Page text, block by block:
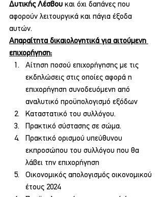
Δυτικής Λέσβου και όχι δαπάνες που
αφορούν λειτουργικά και πάγια έξοδα
αυτών.
Απαραίτητα δικαιολογητικά για αιτούμενη
επιχορήγηση:
Αίτηση ποσού επιχορήγησης με τις
εκδηλώσεις στις οποίες αφορά η
επιχορήγηση συνοδευόμενη από
αναλυτικό προϋπολογισμό εξόδων
Καταστατικό του συλλόγου.
Πρακτικό σύστασης σε σώμα.
Πρακτικό ορισμού υπεύθυνου
εκπροσώπου του συλλόγου που θα
λάβει την επιχορήγηση
Οικονομικός απολογισμός οικονομικού
έτους 2024